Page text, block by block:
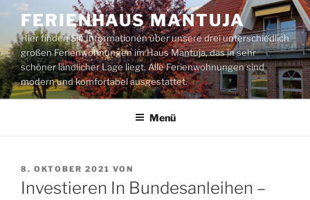
Zum
Inhalt
springen
FERIENHAUS MANTUJA
Hier finden Sie Informationen über unsere drei unterschiedlich
großen Ferienwohnungen im Haus Mantuja, das in sehr
schöner ländlicher Lage liegt. Alle Ferienwohnungen sind
modern und komfortabel ausgestattet.
Menü
VERÖFFENTLICHT
AM
8. OKTOBER 2021 VON
Investieren In Bundesanleihen –